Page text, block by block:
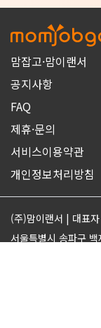
맘잡고·맘이랜서
공지사항
FAQ
제휴·문의
서비스이용약관
개인정보처리방침
(주)맘이랜서 | 대표
서울특별시 송파구